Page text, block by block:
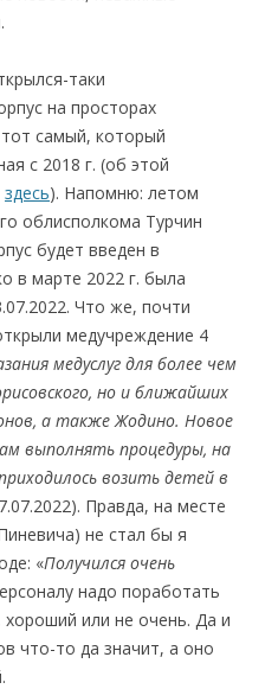
таки
на просторах
самый, который
с 2018 г. (об этой
здесь). Напомню: летом
облисполкома Турчин
будет введен в
в марте 2022 г. была
Что же, почти
медучреждение 4
мед­услуг для более чем
но и ближайших
а также Жодино. Новое
выполнять процедуры, на
возить детей в
Правда, на месте
не стал бы я
«Получился очень
надо поработать
или не очень. Да и
что-то да значит, а оно